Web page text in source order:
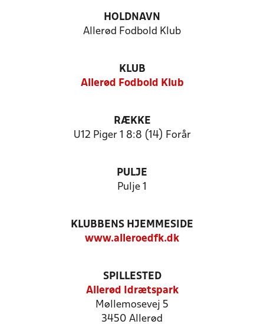
HOLDNAVN
Allerød Fodbold Klub
KLUB
Allerød Fodbold Klub
RÆKKE
U12 Piger 1 8:8 (14) Forår
PULJE
Pulje 1
KLUBBENS HJEMMESIDE
www.alleroedfk.dk
SPILLESTED
Allerød Idrætspark
Møllemosevej 5
3450 Allerød